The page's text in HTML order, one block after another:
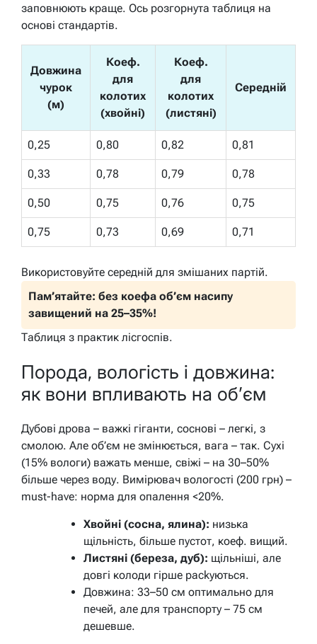
заповнюють краще. Ось розгорнута таблиця на
основі стандартів.
Довжина
чурок
(м)
Коеф.
для
колотих
(хвойні)
Коеф.
для
колотих
(листяні)
Середній
0,25 0,80 0,82 0,81
0,33 0,78 0,79 0,78
0,50 0,75 0,76 0,75
0,75 0,73 0,69 0,71
Використовуйте середній для змішаних партій.
Пам’ятайте: без коефа об’єм насипу
завищений на 25–35%!
Таблиця з практик лісгоспів.
Порода, вологість і довжина:
як вони впливають на об’єм
Дубові дрова – важкі гіганти, соснові – легкі, з
смолою. Але об’єм не змінюється, вага – так. Сухі
(15% вологи) важать менше, свіжі – на 30–50%
більше через воду. Вимірювач вологості (200 грн) –
must-have: норма для опалення <20%.
Хвойні (сосна, ялина): низька
щільність, більше пустот, коеф. вищий.
Листяні (береза, дуб): щільніші, але
довгі колоди гірше packуються.
Довжина: 33–50 см оптимально для
печей, але для транспорту – 75 см
дешевше.